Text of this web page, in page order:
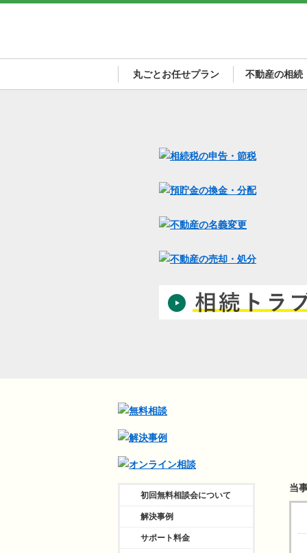
丸ごとお任せプラン 不動産の相続
当
初回無料相談会について
解決事例
サポート料金